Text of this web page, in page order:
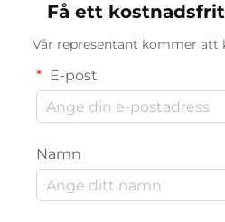
Få ett
Vår representant kommer
E-post
Namn